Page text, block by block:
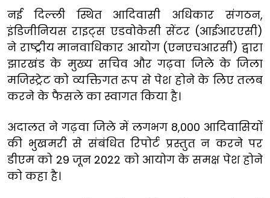
नई दिल्ली स्थित आदिवासी अधिकार संगठन,
इंडिजीनियस राइट्स एडवोकेसी सेंटर (आईआरएसी)
ने राष्ट्रीय मानवाधिकार आयोग (एनएचआरसी) द्वारा
झारखंड के मुख्य सचिव और गढ़वा जिले के जिला
मजिस्ट्रेट को व्यक्तिगत रूप से पेश होने के लिए तलब
करने के फैसले का स्वागत किया है।
अदालत ने गढ़वा जिले में लगभग 8,000 आदिवासियों
की भुखमरी से संबंधित रिपोर्ट प्रस्तुत न करने पर
डीएम को 29 जून 2022 को आयोग के समक्ष पेश होने
को कहा है।